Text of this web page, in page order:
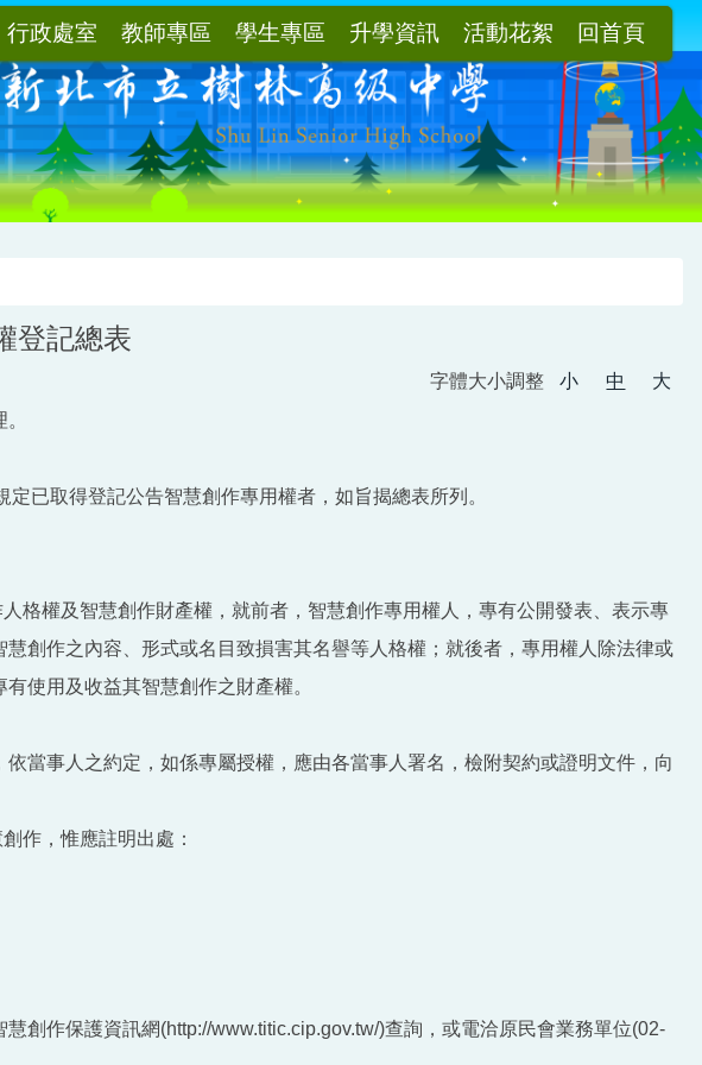
行政處室 教師專區 學生專區 升學資訊 活動花絮 回首頁
登記總表
字體大小調整 小 中
大
已取得登記公告智慧創作專用權者，如旨揭總表所列。
格權及智慧創作財產權，就前者，智慧創作專用權人，專有公開發表、表示專
創作之內容、形式或名目致損害其名譽等人格權；就後者，專用權人除法律或
使用及收益其智慧創作之財產權。
當事人之約定，如係專屬授權，應由各當事人署名，檢附契約或證明文件，向
作，惟應註明出處：
創作保護資訊網(http://www.titic.cip.gov.tw/)查詢，或電洽原民會業務單位(02-